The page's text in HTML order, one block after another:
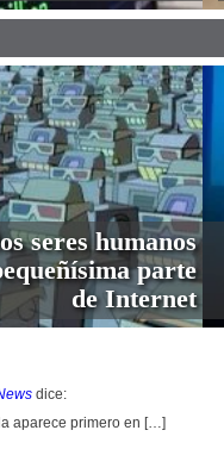
seres humanos
parte
de Internet
dice:
aparece primero en […]